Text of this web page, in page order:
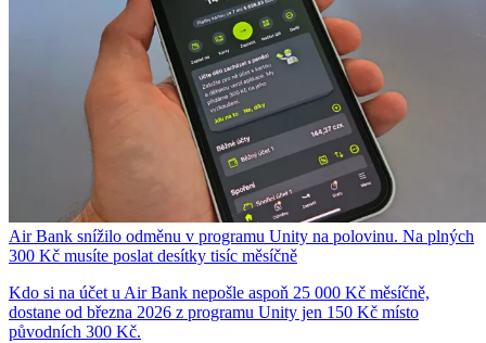
Air Bank snížilo odměnu v programu Unity na polovinu. Na plných
300 Kč musíte poslat desítky tisíc měsíčně
Kdo si na účet u Air Bank nepošle aspoň 25 000 Kč měsíčně,
dostane od března 2026 z programu Unity jen 150 Kč místo
původních 300 Kč.